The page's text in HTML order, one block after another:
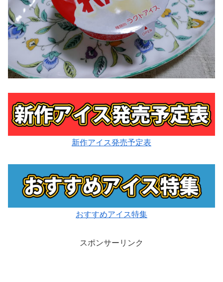
新作アイス発売予定表
おすすめアイス特集
スポンサーリンク